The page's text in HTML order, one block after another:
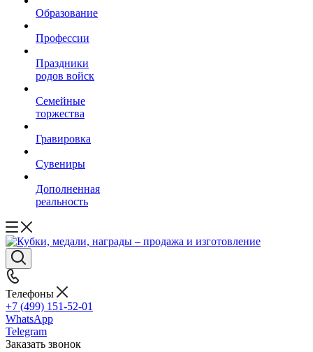
Образование
Профессии
Праздники
родов войск
Семейные
торжества
Гравировка
Сувениры
Дополненная
реальность
Телефоны
+7 (499) 151-52-01
WhatsApp
Telegram
Заказать звонок